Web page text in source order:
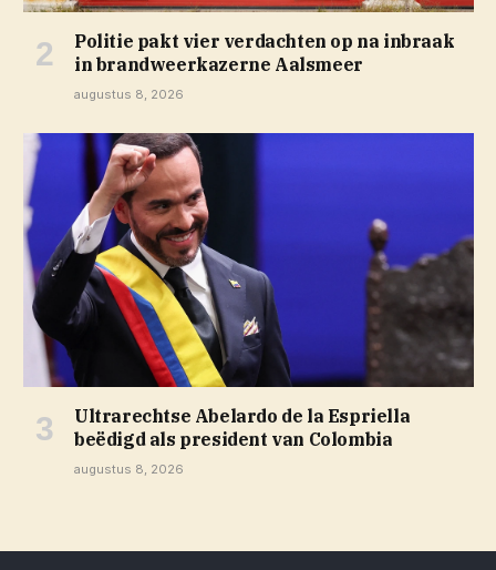
Politie pakt vier verdachten op na inbraak
in brandweerkazerne Aalsmeer
augustus 8, 2026
Ultrarechtse Abelardo de la Espriella
beëdigd als president van Colombia
augustus 8, 2026